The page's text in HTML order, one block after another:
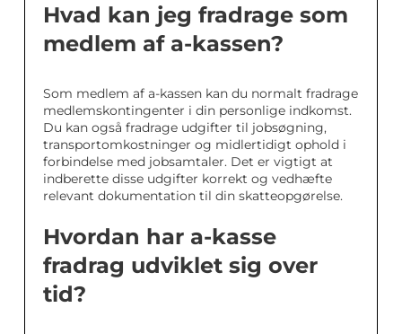
Hvad kan jeg fradrage som
medlem af a-kassen?
Som medlem af a-kassen kan du normalt fradrage
medlemskontingenter i din personlige indkomst.
Du kan også fradrage udgifter til jobsøgning,
transportomkostninger og midlertidigt ophold i
forbindelse med jobsamtaler. Det er vigtigt at
indberette disse udgifter korrekt og vedhæfte
relevant dokumentation til din skatteopgørelse.
Hvordan har a-kasse
fradrag udviklet sig over
tid?